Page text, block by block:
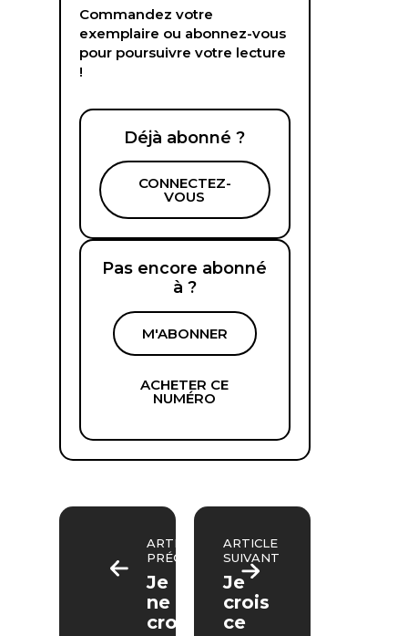
Commandez votre
exemplaire ou abonnez-vous
pour poursuivre votre lecture
!
Déjà abonné ?
CONNECTEZ-
VOUS
Pas encore abonné
à ?
M'ABONNER
ACHETER CE
NUMÉRO
ARTICLE
PRÉCÉDENT
Je
ne
crois
ARTICLE
SUIVANT
Je
crois
ce